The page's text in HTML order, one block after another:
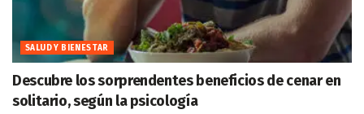
SALUD Y BIENESTAR
Descubre los sorprendentes beneficios de cenar en
solitario, según la psicología